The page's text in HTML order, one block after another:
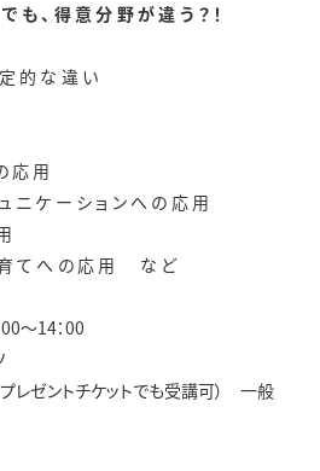
、得意分野が違う？！
的な違い
応用
ニケーションへの応用
てへの応用 など
～14：00
レゼントチケットでも受講可） 一般